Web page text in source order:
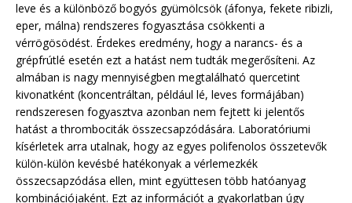
leve és a különböző bogyós gyümölcsök (áfonya, fekete ribizli,
eper, málna) rendszeres fogyasztása csökkenti a
vérrögösödést. Érdekes eredmény, hogy a narancs- és a
grépfrútlé esetén ezt a hatást nem tudták megerősíteni. Az
almában is nagy mennyiségben megtalálható quercetint
kivonatként (koncentráltan, például lé, leves formájában)
rendszeresen fogyasztva azonban nem fejtett ki jelentős
hatást a thrombociták összecsapzódására. Laboratóriumi
kísérletek arra utalnak, hogy az egyes polifenolos összetevők
külön-külön kevésbé hatékonyak a vérlemezkék
összecsapzódása ellen, mint együttesen több hatóanyag
kombinációjaként. Ezt az információt a gyakorlatban úgy